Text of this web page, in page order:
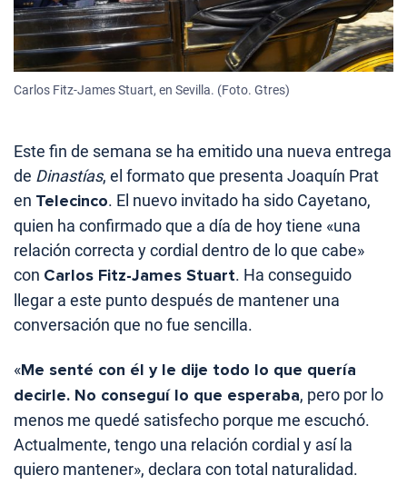
Carlos Fitz-James Stuart, en Sevilla. (Foto. Gtres)
Este fin de semana se ha emitido una nueva entrega
de Dinastías, el formato que presenta Joaquín Prat
en Telecinco. El nuevo invitado ha sido Cayetano,
quien ha confirmado que a día de hoy tiene «una
relación correcta y cordial dentro de lo que cabe»
con Carlos Fitz-James Stuart. Ha conseguido
llegar a este punto después de mantener una
conversación que no fue sencilla.
«Me senté con él y le dije todo lo que quería
decirle. No conseguí lo que esperaba, pero por lo
menos me quedé satisfecho porque me escuchó.
Actualmente, tengo una relación cordial y así la
quiero mantener», declara con total naturalidad.